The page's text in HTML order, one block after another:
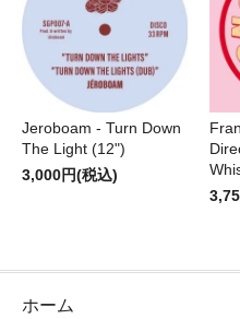
Jeroboam - Turn Down
The Light (12")
3,000円(税込)
ホーム